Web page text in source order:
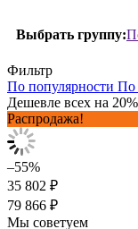
Выбрать группу:
Фильтр
По популярности По
Дешевле всех на 20%
Распродажа!
–55%
35 802 ₽
79 866 ₽
Мы советуем